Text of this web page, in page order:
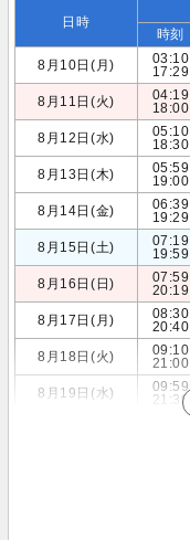
日時
時刻
8月10日(月)
03:10
17:29
8月11日(火)
04:19
18:00
8月12日(水)
05:10
18:30
8月13日(木)
05:59
19:00
8月14日(金)
06:39
19:29
8月15日(土)
07:19
19:59
8月16日(日)
07:59
20:19
8月17日(月)
08:30
20:40
8月18日(火)
09:10
21:00
8月19日(水)
09:59
21:30